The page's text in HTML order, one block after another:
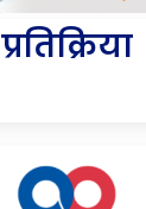
प्रतिक्रिया